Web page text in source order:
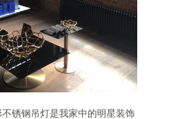
不锈钢吊灯是我家中的明星装饰